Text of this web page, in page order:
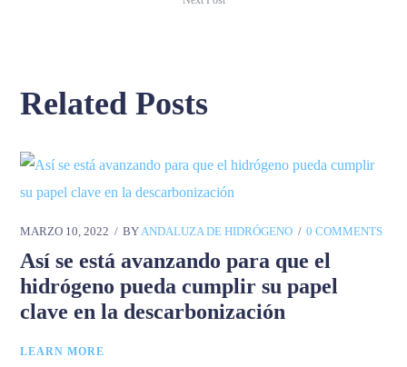
Related Posts
MARZO 10, 2022 BYANDALUZA DE HIDRÓGENO 0 COMMENTS
Así se está avanzando para que el
hidrógeno pueda cumplir su papel
clave en la descarbonización
LEARN MORE